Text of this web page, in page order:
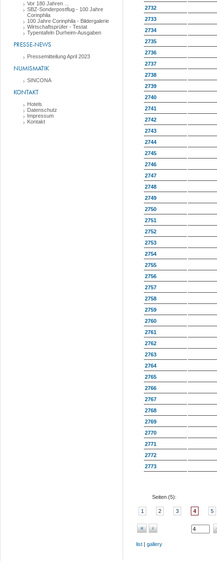
Vor 180 Jahren ...
SBZ-Sonderpostflug - 100 Jahre
Corinphila
100 Jahre Corinphila - Bildergalerie
Wirtschaftsprüfer - Testat
Typentafeln Durheim-Ausgaben
PRESSE-NEWS
Pressemitteilung April 2023
NUMISMATIK
SINCONA
KONTAKT
Hotels
Datenschutz
Impressum
Kontakt
2732
2733
2734
2735
2736
2737
2738
2739
2740
2741
2742
2743
2744
2745
2746
2747
2748
2749
2750
2751
2752
2753
2754
2755
2756
2757
2758
2759
2760
2761
2762
2763
2764
2765
2766
2767
2768
2769
2770
2771
2772
2773
Seiten (5):
1 2 3 4 5
« ‹
list | gallery